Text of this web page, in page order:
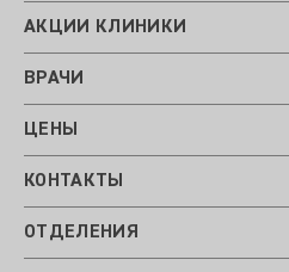
АКЦИИ КЛИНИКИ
ВРАЧИ
ЦЕНЫ
КОНТАКТЫ
ОТДЕЛЕНИЯ